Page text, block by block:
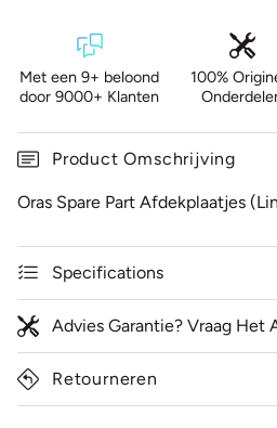
Met een 9+ beloond
door 9000+ Klanten
100%
Product Omschrijving
Oras Spare Part Afdekplaatjes
Specifications
Advies Garantie? Vraag Het
Retourneren